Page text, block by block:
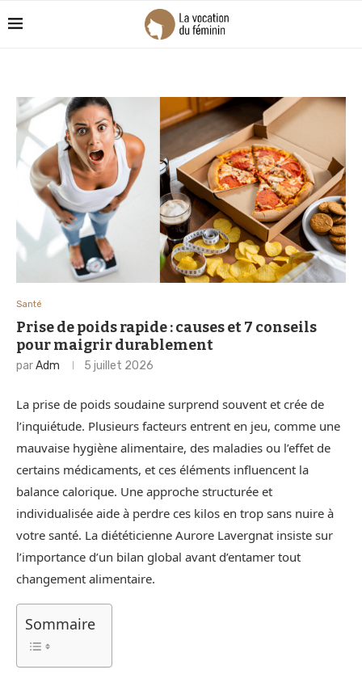
Santé
Prise de poids rapide : causes et 7 conseils
pour maigrir durablement
parAdm 5 juillet 2026
La prise de poids soudaine surprend souvent et crée de
l’inquiétude. Plusieurs facteurs entrent en jeu, comme une
mauvaise hygiène alimentaire, des maladies ou l’effet de
certains médicaments, et ces éléments influencent la
balance calorique. Une approche structurée et
individualisée aide à perdre ces kilos en trop sans nuire à
votre santé. La diététicienne Aurore Lavergnat insiste sur
l’importance d’un bilan global avant d’entamer tout
changement alimentaire.
Sommaire